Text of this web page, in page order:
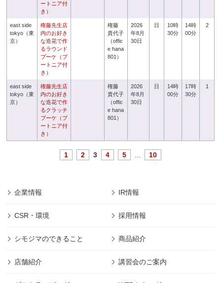
ートニア付
き）
east side
tokyo（東
京）
権藤先生店
内のお好き
な造花で作
るラウンド
ブーケ（ブ
ートニア付
き）
権藤
貴代子
（offic
e hana
801）
2026
年8月
30日
日
10時
30分
14時
00分
2
east side
tokyo（東
京）
権藤先生店
内のお好き
な造花で作
るクラッチ
ブーケ（ブ
ートニア付
き）
権藤
貴代子
（offic
e hana
801）
2026
年8月
30日
日
14時
00分
17時
30分
1
1 2 3 4 5 10
企業情報 IR情報
CSR・環境 採用情報
シモジマのできること 商品紹介
店舗紹介 講習会のご案内